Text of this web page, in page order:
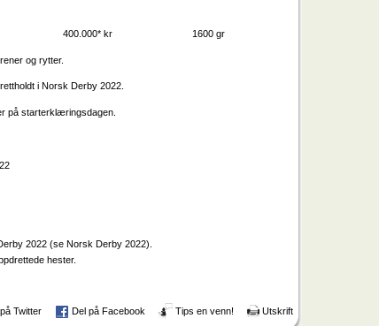
kr 1600 gr
og rytter.
i Norsk Derby 2022.
på starterklæringsdagen.
2022 (se Norsk Derby 2022).
hester.
Twitter Del på Facebook Tips en venn! Utskrift